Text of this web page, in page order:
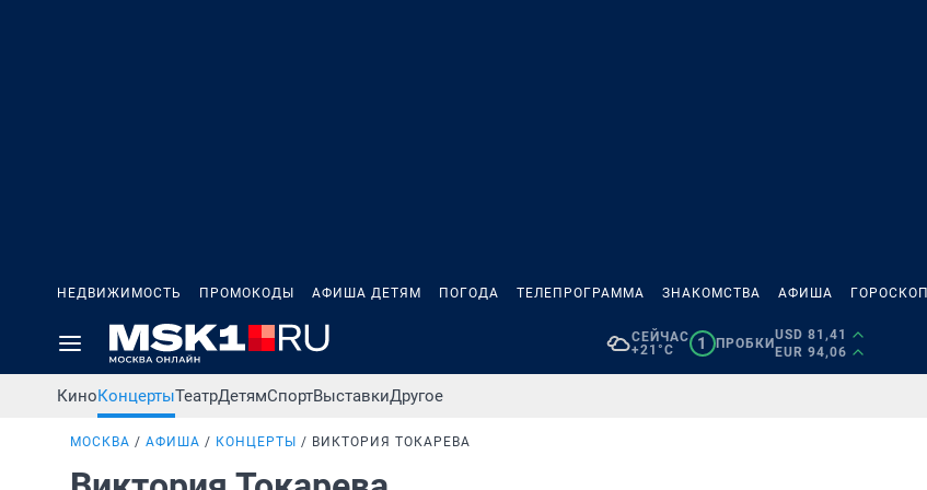
НЕДВИЖИМОСТЬ ПРОМОКОДЫ АФИША ДЕТЯМ ПОГОДА ТЕЛЕПРОГРАММА ЗНАКОМСТВА АФИША ГОРОСКОП
СЕЙЧАС
+21°C
1 ПРОБКИ
USD 81,41
EUR 94,06
КиноКонцертыТеатрДетямСпортВыставкиДругое
МОСКВА АФИША КОНЦЕРТЫ ВИКТОРИЯ ТОКАРЕВА